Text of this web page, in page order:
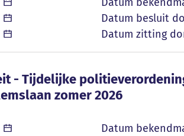
Datum besluit
Datum zitting
- Tijdelijke
- Tijdelijke
zomer 2026
Datum